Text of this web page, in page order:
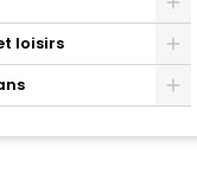
loisirs